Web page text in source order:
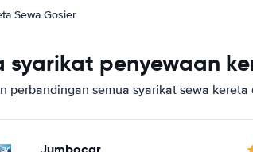
Sewa Gosier
syarikat penyewaan
perbandingan semua syarikat sewa kereta